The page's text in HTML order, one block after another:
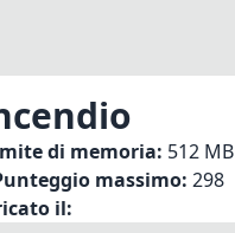
di memoria: 512 MB
massimo: 298
il: